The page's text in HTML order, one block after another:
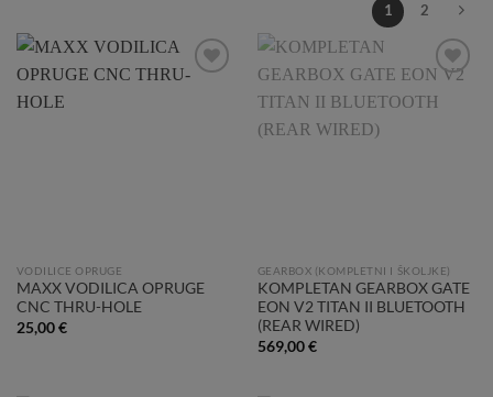
1 2
VODILICE OPRUGE
MAXX VODILICA OPRUGE
CNC THRU-HOLE
25,00€
Wishlist
GEARBOX (KOMPLETNI I ŠKOLJKE)
KOMPLETAN GEARBOX GATE
EON V2 TITAN II BLUETOOTH
(REAR WIRED)
569,00€